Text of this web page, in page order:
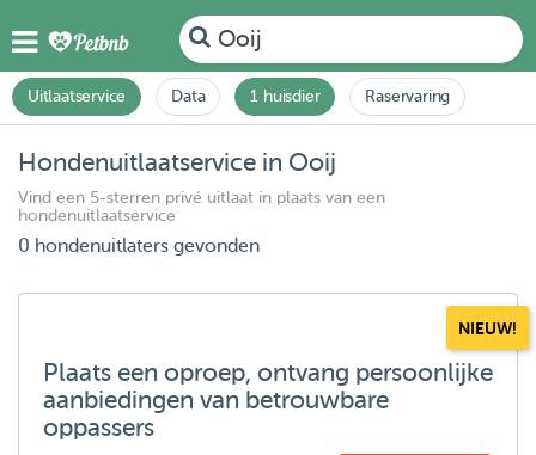
Ooij
Uitlaatservice Data 1 huisdier Raservaring
Hondenuitlaatservice in Ooij
Vind een 5-sterren privé uitlaat in plaats van een
hondenuitlaatservice
0 hondenuitlaters gevonden
NIEUW!
Plaats een oproep, ontvang persoonlijke
aanbiedingen van betrouwbare
oppassers